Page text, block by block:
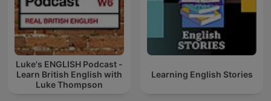
Luke's ENGLISH Podcast -
Learn British English with
Luke Thompson
Learning English Stories